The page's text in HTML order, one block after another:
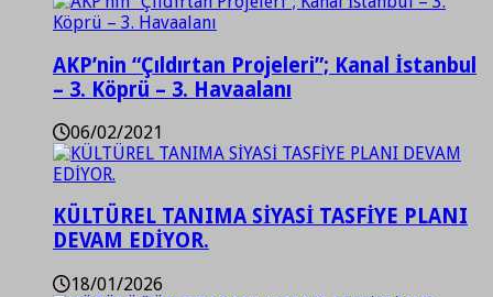
AKP’nin “Çıldırtan Projeleri”; Kanal İstanbul
– 3. Köprü – 3. Havaalanı
06/02/2021
KÜLTÜREL TANIMA SİYASİ TASFİYE PLANI
DEVAM EDİYOR.
18/01/2026